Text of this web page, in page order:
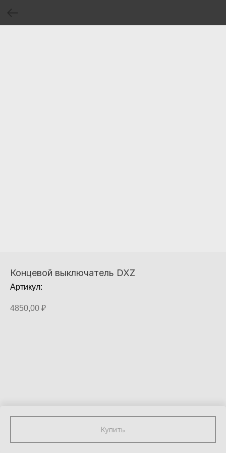
Концевой выключатель DXZ
Артикул:
4850,00 ₽
Купить